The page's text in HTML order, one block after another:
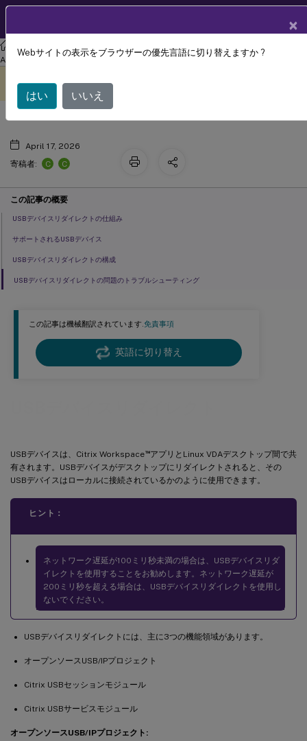
リナックス バーチャル デリバリー エージェント
Linux Virtual Delivery
Agent 2303
この記事は機械翻訳されています.免責事項
英語に切り替え
USBデバイスは、Citrix Workspace™アプリとLinux VDAデスクトップ間で共
有されます。USBデバイスがデスクトップにリダイレクトされると、その
USBデバイスはローカルに接続されているかのように使用できます。
ヒント：
ネットワーク遅延が100ミリ秒未満の場合は、USBデバイスリダ
イレクトを使用することをお勧めします。ネットワーク遅延が
200ミリ秒を超える場合は、USBデバイスリダイレクトを使用し
ないでください。
USBデバイスリダイレクトには、主に3つの機能領域があります。
オープンソースUSB/IPプロジェクト
Citrix USBセッションモジュール
Citrix USBサービスモジュール
オープンソースUSB/IPプロジェクト:
翻訳されています。
USBデバイスリダイレクト
April 17, 2026
寄稿者:
C C
この記事の概要
USBデバイスリダイレクトの仕組み
サポートされるUSBデバイス
USBデバイスリダイレクトの構成
USBデバイスリダイレクトの問題のトラブルシューティング
×
Webサイトの表示をブラウザーの優先言語に切り替えますか ?
はい いいえ